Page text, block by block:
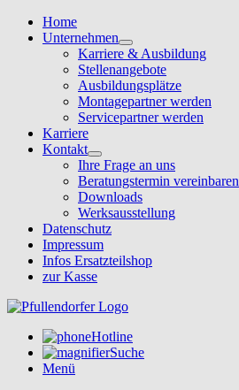
Home
Unternehmen
Karriere & Ausbildung
Stellenangebote
Ausbildungsplätze
Montagepartner werden
Servicepartner werden
Karriere
Kontakt
Ihre Frage an uns
Beratungstermin vereinbaren
Downloads
Werksausstellung
Datenschutz
Impressum
Infos Ersatzteilshop
zur Kasse
Hotline
Suche
Menü